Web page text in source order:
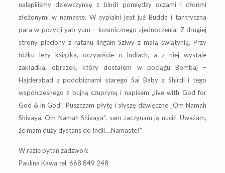
nalepiliśmy dziewczynkę z bindi pomiędzy oczami i dłońmi
złożonymi w namaste. W sypialni jest już Budda i tantryczna
para w pozycji yab yum – kosmicznego zjednoczenia. Z drugiej
strony pleciony z ratanu lingam Sziwy z małą świątynią. Przy
łóżku leży książka, oczywiście o Indiach, a z niej wystaje
zakładka, obrazek, który dostałem w pociągu Bombaj –
Hajderabad z podobiznami starego Sai Baby z Shirdi i tego
współczesnego z bujną czupryną i napisem „live with God for
God & in God”. Puszczam płytę i słyszę dźwięczne „Om Namah
Shivaya, Om Namah Shivaya”, sam zaczynam ją nucić. Uważam,
że mam duży dystans do Indii….Namaste!”
W razie pytań zadzwoń:
Paulina Kawa tel. 668 849 248